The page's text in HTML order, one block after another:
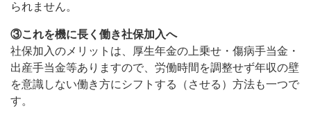
られません。
③これを機に長く働き社保加入へ
社保加入のメリットは、厚生年金の上乗せ・傷病手当金・
出産手当金等ありますので、労働時間を調整せず年収の壁
を意識しない働き方にシフトする（させる）方法も一つで
す。